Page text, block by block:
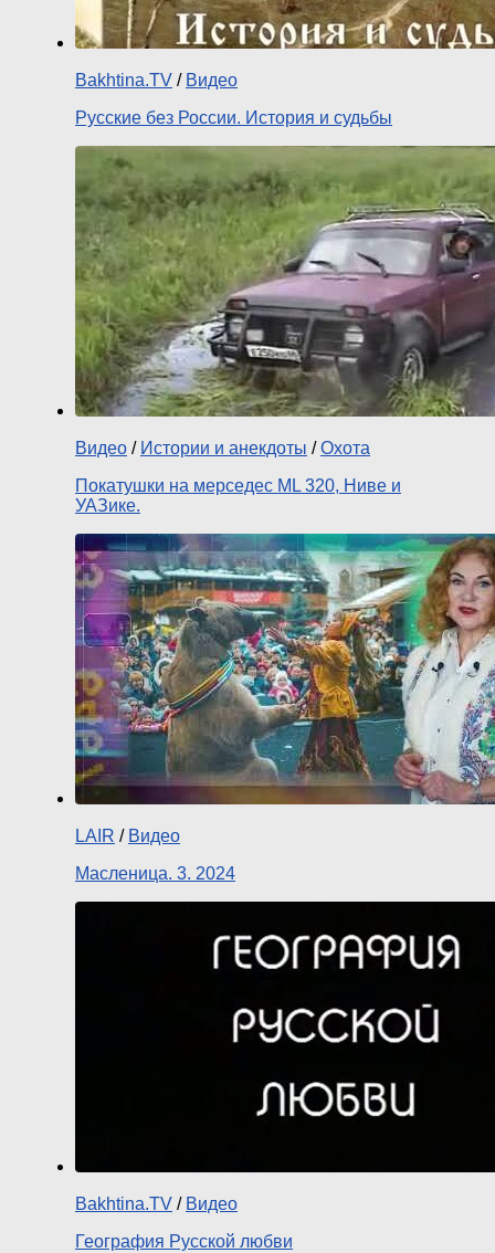
Bakhtina.TV / Видео
Русские без России. История и судьбы
Видео / Истории и анекдоты /Охота
Покатушки на мерседес ML 320, Ниве и
УАЗике.
LAIR / Видео
Масленица. 3. 2024
Bakhtina.TV / Видео
География Русской любви